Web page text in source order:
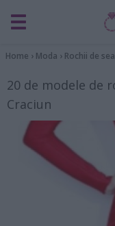
Home › Moda › Rochii de
20 de modele de
Craciun